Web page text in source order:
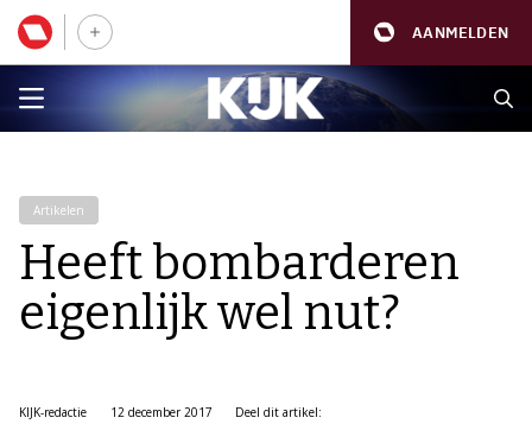
AANMELDEN
Artikelen
Heeft bombarderen
eigenlijk wel nut?
KIJK-redactie
12 december 2017
Deel dit artikel: